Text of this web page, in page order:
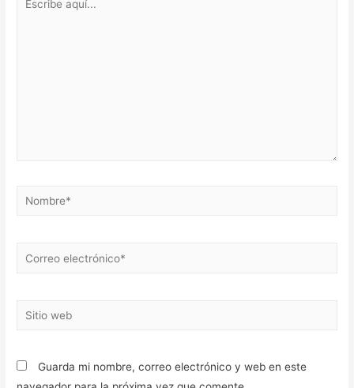
Nombre*
Correo
Sitio
Guarda mi nombre, correo electrónico y web en este